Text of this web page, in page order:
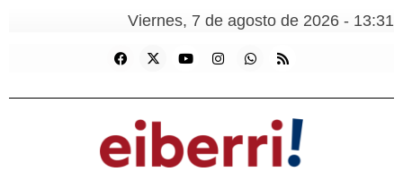
Viernes, 7 de agosto de 2026 - 13:31